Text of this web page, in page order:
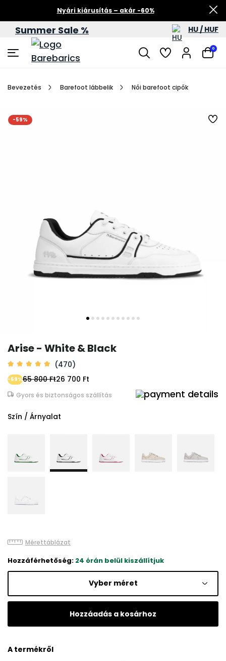
Nyári kiárusítás – akár -60%
Summer Sale % HU / HUF
0
Bevezetés Barefoot lábbelik Női barefoot cipők
-59%
Arise - White & Black
(470)
26 700 Ft
-59%65 800 Ft
Gyors és biztonságos szállítás
Szín / Árnyalat
Mérettáblázat
Hozzáférhetőség: 24 órán belül kiszállítjuk
Vyber méret
Hozzáadás a kosárhoz
A termékről